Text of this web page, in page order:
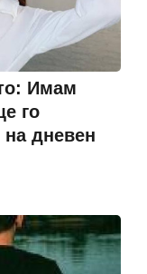
Имам
го
на дневен